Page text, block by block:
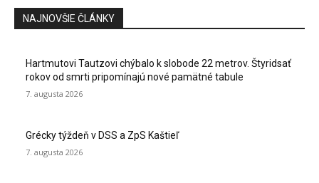
NAJNOVŠIE ČLÁNKY
Hartmutovi Tautzovi chýbalo k slobode 22 metrov. Štyridsať
rokov od smrti pripomínajú nové pamätné tabule
7. augusta 2026
Grécky týždeň v DSS a ZpS Kaštieľ
7. augusta 2026